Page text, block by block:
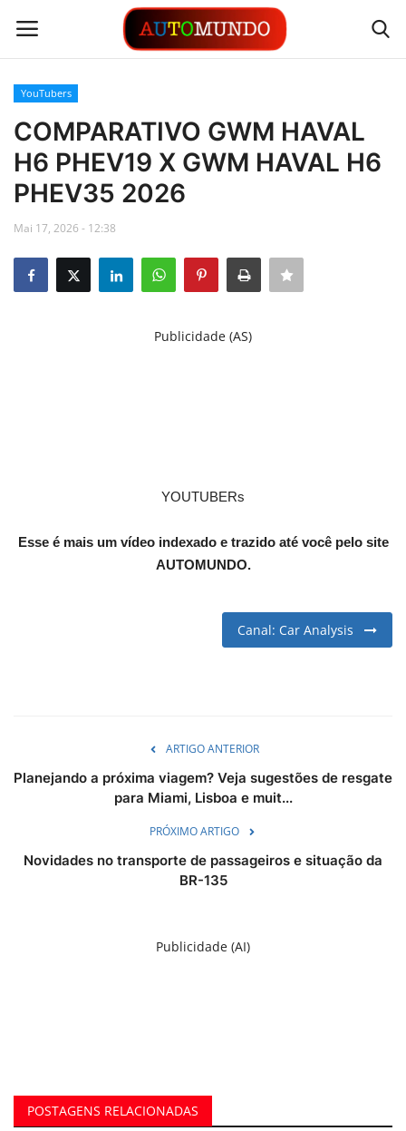
Login
Contato
Links
Busca Direta
YouTubers
COMPARATIVO GWM HAVAL
H6 PHEV19 X GWM HAVAL H6
PHEV35 2026
Mai 17, 2026 - 12:38
Publicidade (AS)
YOUTUBERs
Esse é mais um vídeo indexado e trazido até você pelo site
AUTOMUNDO.
Canal: Car Analysis
ARTIGO ANTERIOR
Planejando a próxima viagem? Veja sugestões de resgate
para Miami, Lisboa e muit...
PRÓXIMO ARTIGO
Novidades no transporte de passageiros e situação da
BR-135
Publicidade (AI)
POSTAGENS RELACIONADAS